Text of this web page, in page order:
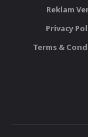
Reklam
Privacy
Terms &